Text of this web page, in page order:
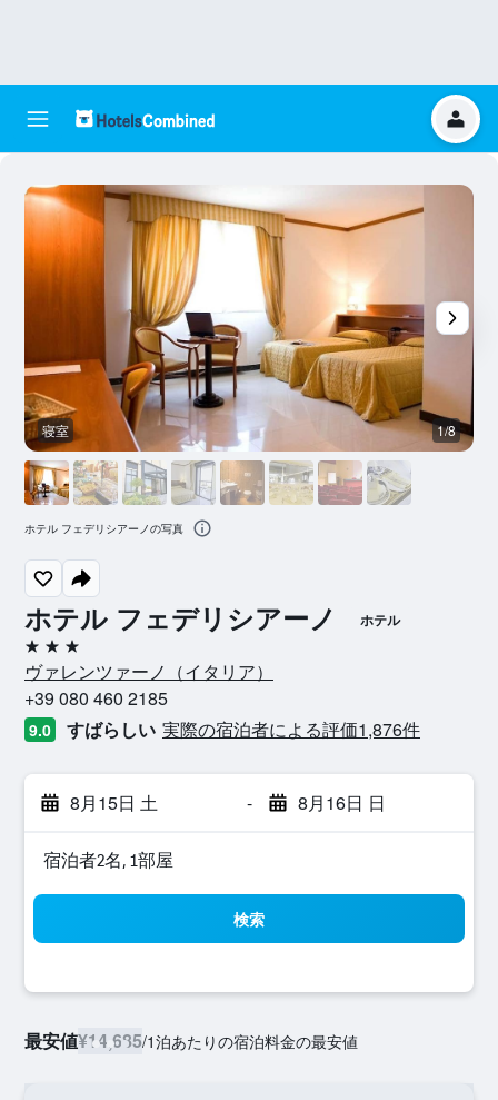
ホテル フェデリシアーノ ホテル
3つ星
ヴァレンツァーノ​（イタリア​）​
+39 080 460 2185
9.0 すばらしい 実際の宿泊者による評価1,876​件
8月15日 土 - 8月16日 日
宿泊者2名, 1​部屋
検索
最安値¥14,685/1泊あたりの宿泊料金の最安値
寝室 1/8
ホテル フェデリシアーノの写真